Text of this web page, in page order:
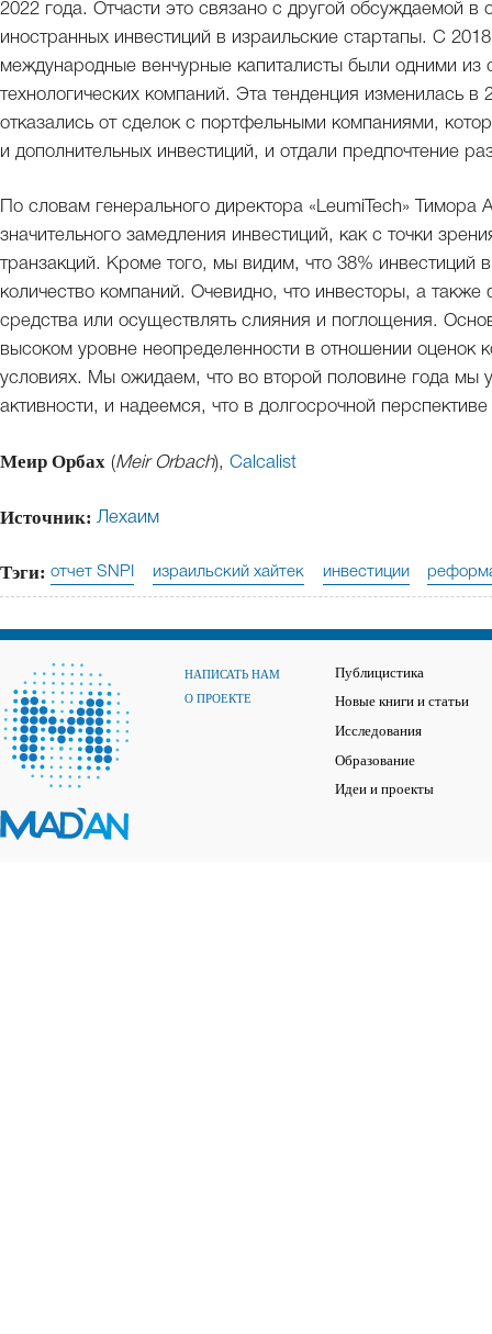
2022 года. Отчасти это связано с другой обсуждаемой
иностранных инвестиций в израильские стартапы. С
международные венчурные капиталисты были одними из
технологических компаний. Эта тенденция изменилась в
отказались от сделок с портфельными компаниями,
и дополнительных инвестиций, и отдали предпочтение
По словам генерального директора «LeumiTech»
значительного замедления инвестиций, как с точки
транзакций. Кроме того, мы видим, что 38% инвестиций
количество компаний. Очевидно, что инвесторы, а
средства или осуществлять слияния и поглощения.
высоком уровне неопределенности в отношении оценок
условиях. Мы ожидаем, что во второй половине года мы
активности, и надеемся, что в долгосрочной
Меир Орбах (Meir Orbach), Сalcalist
Источник: Лехаим
Тэги: отчет SNPI израильский хайтек инвестиции
НАПИСАТЬ НАМ
О ПРОЕКТЕ
Публицистика
Новые книги и статьи
Исследования
Образование
Идеи и проекты